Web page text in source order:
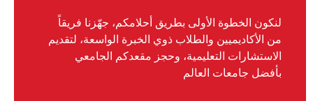
لنكون الخطوة الأولى بطريق أحلامكم، جهّزنا فريقاً
من الأكاديميين والطلاب ذوي الخبرة الواسعة، لتقديم
الاستشارات التعليمية، وحجز مقعدكم الجامعي
بأفضل جامعات العالم